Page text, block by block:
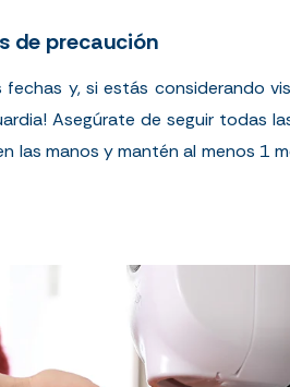
de precaución
y, si estás considerando
Asegúrate de seguir todas
las manos y mantén al menos 1